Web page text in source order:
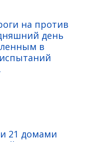
на против
день
в
21 домами